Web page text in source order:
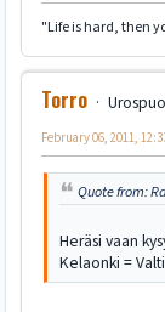
"Life is hard, then
Torro
February 06, 2011,
Quote from:
Heräsi vaan
Kelaonki =